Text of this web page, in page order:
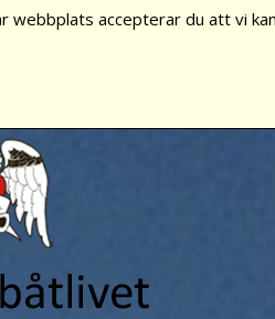
accepterar du att vi